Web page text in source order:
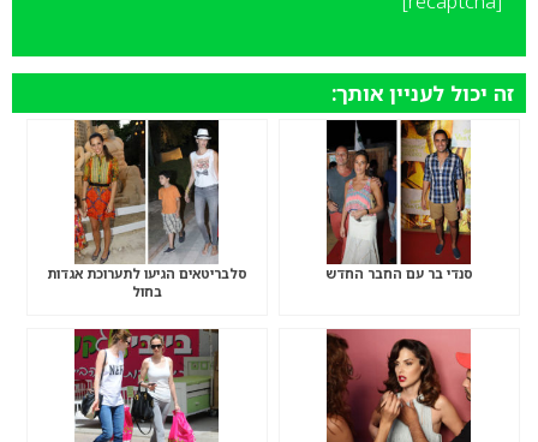
זה יכול לעניין אותך:
סנדי בר עם החבר החדש
סלבריטאים הגיעו לתערוכת אגדות
בחול